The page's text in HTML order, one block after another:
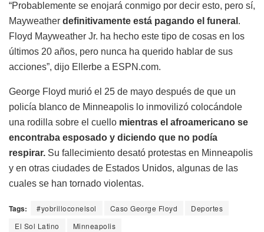
“Probablemente se enojará conmigo por decir esto, pero sí,
Mayweather definitivamente está pagando el funeral .
Floyd Mayweather Jr. ha hecho este tipo de cosas en los
últimos 20 años, pero nunca ha querido hablar de sus
acciones”, dijo Ellerbe a ESPN.com.
George Floyd murió el 25 de mayo después de que un
policía blanco de Minneapolis lo inmovilizó colocándole
una rodilla sobre el cuello mientras el afroamericano se
encontraba esposado y diciendo que no podía
respirar. Su fallecimiento desató protestas en Minneapolis
y en otras ciudades de Estados Unidos, algunas de las
cuales se han tornado violentas.
Tags: #yobrilloconelsol Caso George Floyd
Deportes
El Sol Latino
Minneapolis